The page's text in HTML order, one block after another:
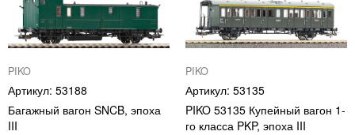
PIKO
53188
Багажный вагон SNCB, эпоха
III
PIKO
53135
PIKO 53135 Купейный вагон 1-
го класса PKP, эпоха III